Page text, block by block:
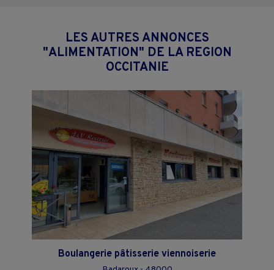
LES AUTRES ANNONCES
"ALIMENTATION" DE LA REGION
OCCITANIE
Boulangerie pâtisserie viennoiserie